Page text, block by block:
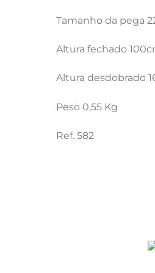
Tamanho da pega
Altura fechado
Altura desdobrado
Peso 0,55 Kg
Ref. 582